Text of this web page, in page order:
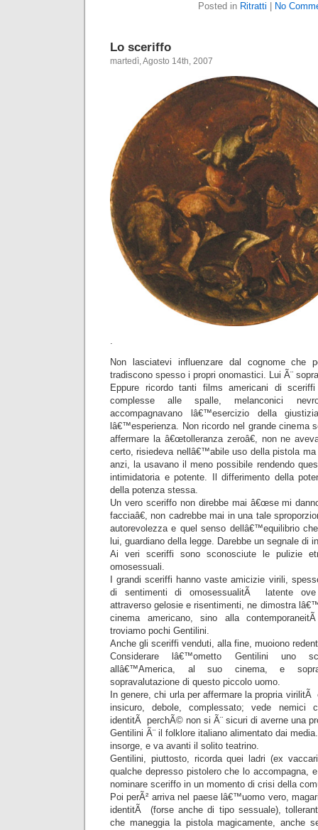
Posted in Ritratti No
Lo sceriffo
martedì, Agosto 14th, 2007
.
Non lasciatevi influenzare dal cognome che
tradiscono spesso i propri onomastici. Lui Ã¨
Eppure ricordo tanti films americani di
complesse alle spalle, melanconici
accompagnavano lâ€™esercizio della
lâ€™esperienza. Non ricordo nel grande cinema
affermare la â€œtolleranza zeroâ€, non ne
certo, risiedeva nellâ€™abile uso della pistola
anzi, la usavano il meno possibile rendendo
intimidatoria e potente. Il differimento della
della potenza stessa.
Un vero sceriffo non direbbe mai â€œse mi
facciaâ€, non cadrebbe mai in una tale
autorevolezza e quel senso dellâ€™equilibrio
lui, guardiano della legge. Darebbe un segnale di
Ai veri sceriffi sono sconosciute le pulizie
omosessuali.
I grandi sceriffi hanno vaste amicizie virili,
di sentimenti di omosessualitÃ latente ove
attraverso gelosie e risentimenti, ne dimostra
cinema americano, sino alla
troviamo pochi Gentilini.
Anche gli sceriffi venduti, alla fine, muoiono
Considerare lâ€™ometto Gentilini uno
allâ€™America, al suo cinema, e
sopravalutazione di questo piccolo uomo.
In genere, chi urla per affermare la propria
insicuro, debole, complessato; vede nemici
identitÃ perchÃ© non si Ã¨ sicuri di averne una
Gentilini Ã¨ il folklore italiano alimentato dai
insorge, e va avanti il solito teatrino.
Gentilini, piuttosto, ricorda quei ladri (ex
qualche depresso pistolero che lo accompagna,
nominare sceriffo in un momento di crisi della
Poi perÃ² arriva nel paese lâ€™uomo vero,
identitÃ (forse anche di tipo sessuale),
che maneggia la pistola magicamente, anche